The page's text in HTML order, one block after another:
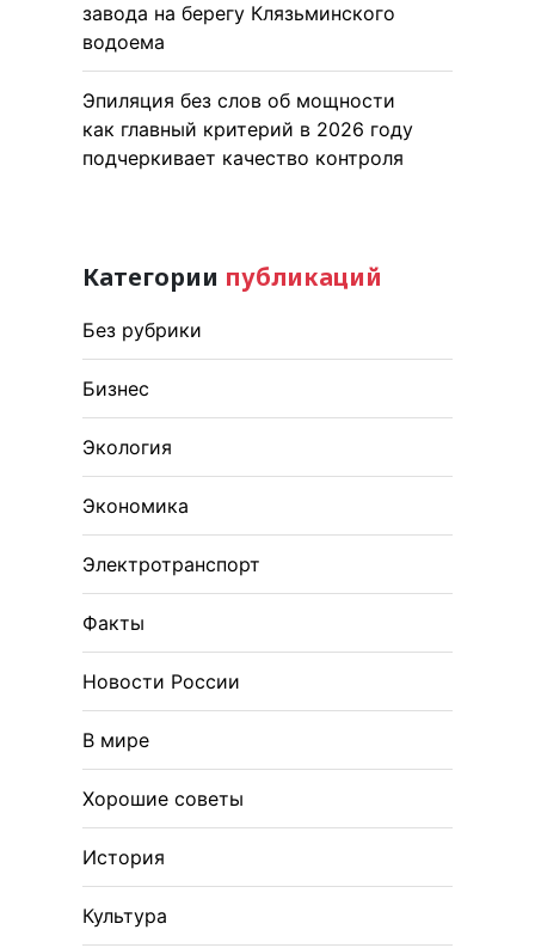
завода на берегу Клязьминского
водоема
Эпиляция без слов об мощности
как главный критерий в 2026 году
подчеркивает качество контроля
Категории публикаций
Без рубрики
Бизнес
Экология
Экономика
Электротранспорт
Факты
Новости России
В мире
Хорошие советы
История
Культура